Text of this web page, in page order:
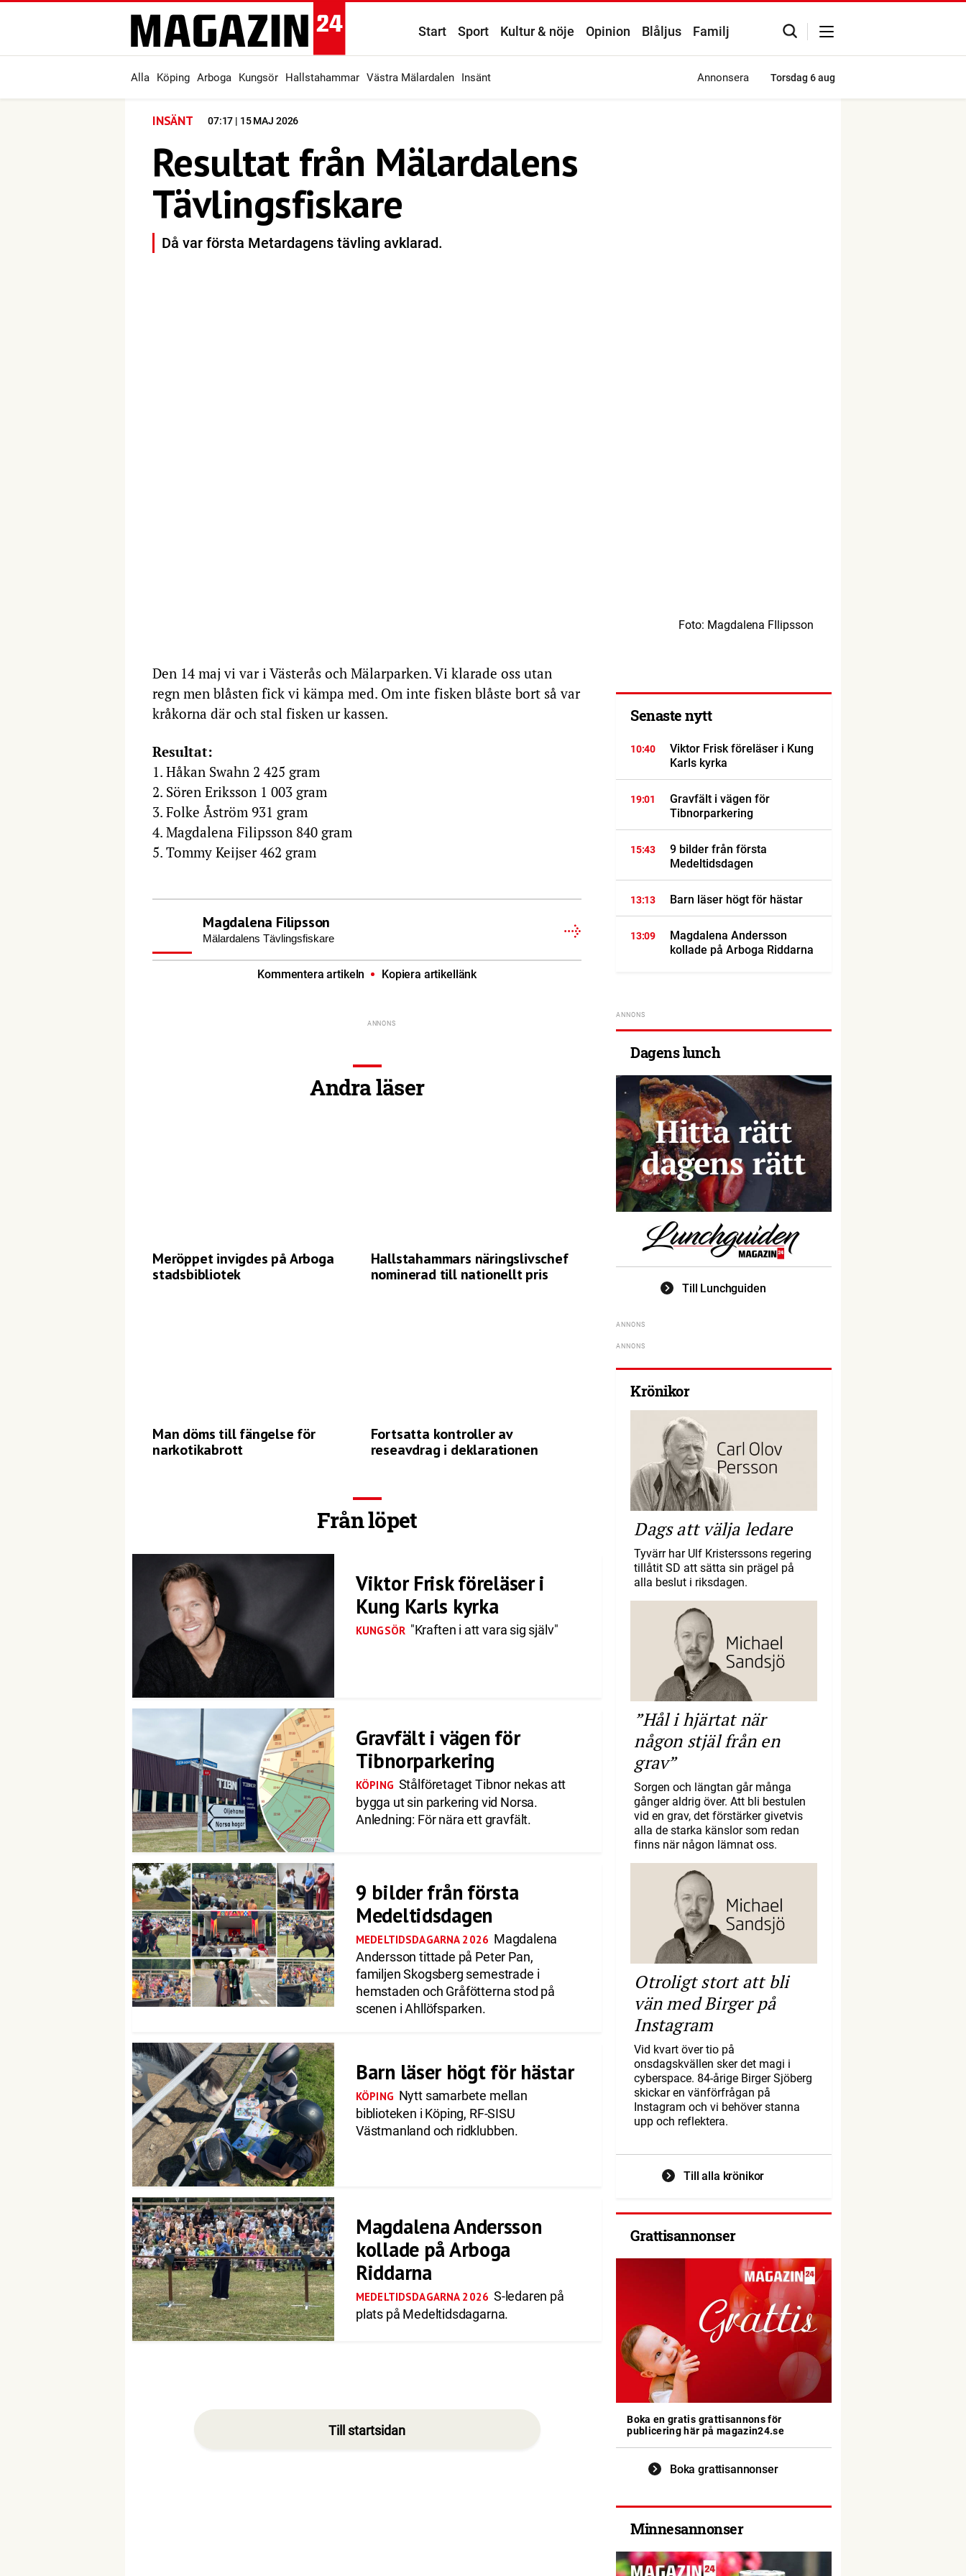
Start Sport Kultur & nöje Opinion Blåljus Familj
Alla Köping Arboga Kungsör Hallstahammar Västra Mälardalen Insänt Annonsera Torsdag 6 aug
INSÄNT 07:17 | 15 MAJ 2026
Resultat från Mälardalens
Tävlingsfiskare
Då var första Metardagens tävling avklarad.
Foto: Magdalena FIlipsson
Den 14 maj vi var i Västerås och Mälarparken. Vi klarade oss utan
regn men blåsten fick vi kämpa med. Om inte fisken blåste bort så var
kråkorna där och stal fisken ur kassen.
Resultat:
1. Håkan Swahn 2 425 gram
2. Sören Eriksson 1 003 gram
3. Folke Åström 931 gram
4. Magdalena Filipsson 840 gram
5. Tommy Keijser 462 gram
Magdalena Filipsson
Mälardalens Tävlingsfiskare
Kommentera artikeln Kopiera artikellänk
Andra läser
Meröppet invigdes på Arboga
stadsbibliotek
Hallstahammars näringslivschef
nominerad till nationellt pris
Man döms till fängelse för
narkotikabrott
Fortsatta kontroller av
reseavdrag i deklarationen
Från löpet
Viktor Frisk föreläser i
Kung Karls kyrka
KUNGSÖR "Kraften i att vara sig själv"
Gravfält i vägen för
Tibnorparkering
KÖPING Stålföretaget Tibnor nekas att
bygga ut sin parkering vid Norsa.
Anledning: För nära ett gravfält.
9 bilder från första
Medeltidsdagen
MEDELTIDSDAGARNA 2026 Magdalena
Andersson tittade på Peter Pan,
familjen Skogsberg semestrade i
hemstaden och Gråfötterna stod på
scenen i Ahllöfsparken.
Barn läser högt för hästar
KÖPING Nytt samarbete mellan
biblioteken i Köping, RF-SISU
Västmanland och ridklubben.
Magdalena Andersson
kollade på Arboga
Riddarna
MEDELTIDSDAGARNA 2026 S-ledaren på
plats på Medeltidsdagarna.
Till startsidan
Senaste nytt
10:40
Viktor Frisk föreläser i Kung
Karls kyrka
19:01
Gravfält i vägen för
Tibnorparkering
15:43
9 bilder från första
Medeltidsdagen
13:13 Barn läser högt för hästar
13:09
Magdalena Andersson
kollade på Arboga Riddarna
Dagens lunch
Till Lunchguiden
Krönikor
Dags att välja ledare
Tyvärr har Ulf Kristerssons regering
tillåtit SD att sätta sin prägel på
alla beslut i riksdagen.
”Hål i hjärtat när
någon stjäl från en
grav”
Sorgen och längtan går många
gånger aldrig över. Att bli bestulen
vid en grav, det förstärker givetvis
alla de starka känslor som redan
finns när någon lämnat oss.
Otroligt stort att bli
vän med Birger på
Instagram
Vid kvart över tio på
onsdagskvällen sker det magi i
cyberspace. 84-årige Birger Sjöberg
skickar en vänförfrågan på
Instagram och vi behöver stanna
upp och reflektera.
Till alla krönikor
Grattisannonser
Boka en gratis grattisannons för
publicering här på magazin24.se
Boka grattisannonser
Minnesannonser